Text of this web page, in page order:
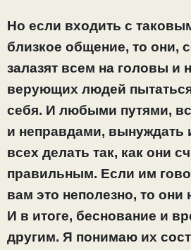
Но если входить с
близкое общение, то они,
залазят всем на головы и
верующих людей
себя. И любыми путями,
и неправдами, вынуждать
всех делать так, как они
правильным. Если им
вам это неполезно, то они
И в итоге, беснование и
другим. Я понимаю их